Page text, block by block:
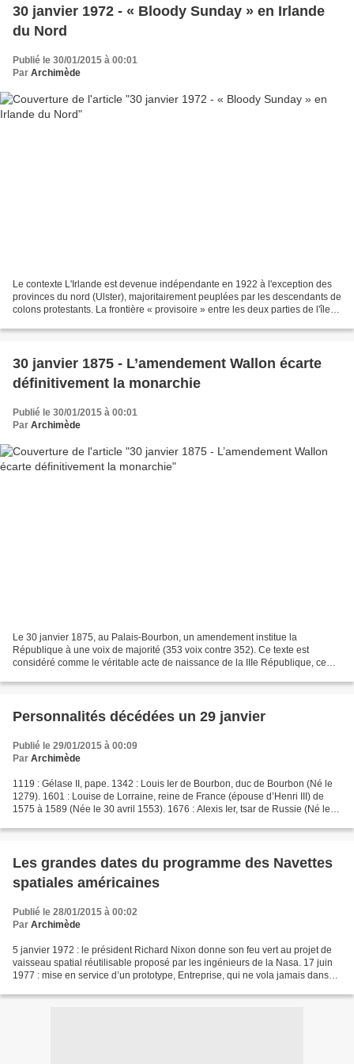
30 janvier 1972 - « Bloody Sunday » en Irlande
du Nord
Publié le 30/01/2015 à 00:01
Par Archimède
Le contexte L'Irlande est devenue indépendante en 1922 à l'exception des
provinces du nord (Ulster), majoritairement peuplées par les descendants de
colons protestants. La frontière « provisoire » entre les deux parties de l'île,
30 janvier 1875 - L’amendement Wallon écarte
définitivement la monarchie
Publié le 30/01/2015 à 00:01
Par Archimède
Le 30 janvier 1875, au Palais-Bourbon, un amendement institue la
République à une voix de majorité (353 voix contre 352). Ce texte est
considéré comme le véritable acte de naissance de la IIIe République, ce
Personnalités décédées un 29 janvier
Publié le 29/01/2015 à 00:09
Par Archimède
1119 : Gélase II, pape. 1342 : Louis Ier de Bourbon, duc de Bourbon (Né le
1279). 1601 : Louise de Lorraine, reine de France (épouse d’Henri III) de
1575 à 1589 (Née le 30 avril 1553). 1676 : Alexis Ier, tsar de Russie (Né le 9
Les grandes dates du programme des Navettes
spatiales américaines
Publié le 28/01/2015 à 00:02
Par Archimède
5 janvier 1972 : le président Richard Nixon donne son feu vert au projet de
vaisseau spatial réutilisable proposé par les ingénieurs de la Nasa. 17 juin
1977 : mise en service d’un prototype, Entreprise, qui ne vola jamais dans